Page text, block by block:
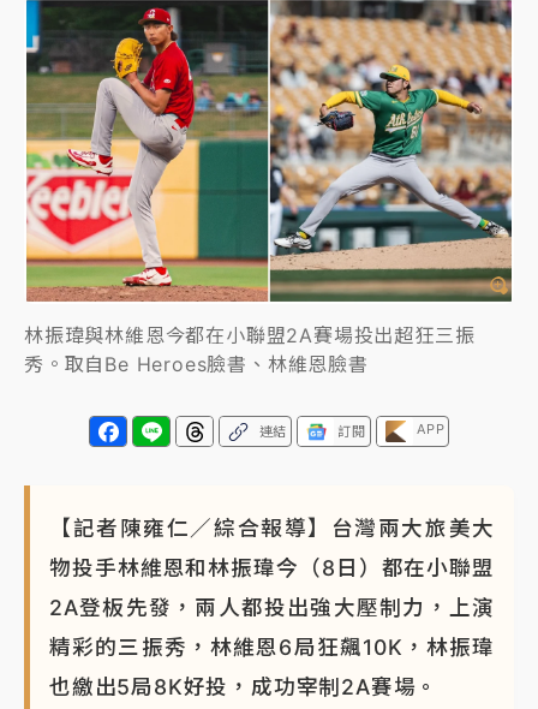
有片｜
白海豚暴風圈逼近！新北淡水赫見龍捲風 榕樹
連根拔起
中颱白海豚風雨來了！中部以北防豪雨 今晚、明天影
響最劇烈
白海豚逼近！北市水門只出不進 未移置車輛最高罰
4800＋拖吊費
林振瑋與林維恩今都在小聯盟2A賽場投出超狂三振
秀。取自Be Heroes臉書、林維恩臉書
連結 訂閱 APP
【記者陳雍仁／綜合報導】台灣兩大旅美大
物投手林維恩和林振瑋今（8日）都在小聯盟
2A登板先發，兩人都投出強大壓制力，上演
精彩的三振秀，林維恩6局狂飆10K，林振瑋
也繳出5局8K好投，成功宰制2A賽場。